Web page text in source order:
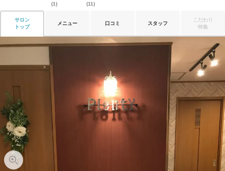
(1)
(11)
サロン
トップ
メニュー 口コミ スタッフ
こだわり
特集